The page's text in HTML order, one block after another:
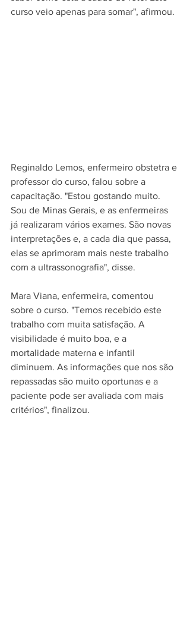
curso veio apenas para somar", afirmou.
Reginaldo Lemos, enfermeiro obstetra e
professor do curso, falou sobre a
capacitação. "Estou gostando muito.
Sou de Minas Gerais, e as enfermeiras
já realizaram vários exames. São novas
interpretações e, a cada dia que passa,
elas se aprimoram mais neste trabalho
com a ultrassonografia", disse.
Mara Viana, enfermeira, comentou
sobre o curso. "Temos recebido este
trabalho com muita satisfação. A
visibilidade é muito boa, e a
mortalidade materna e infantil
diminuem. As informações que nos são
repassadas são muito oportunas e a
paciente pode ser avaliada com mais
critérios", finalizou.